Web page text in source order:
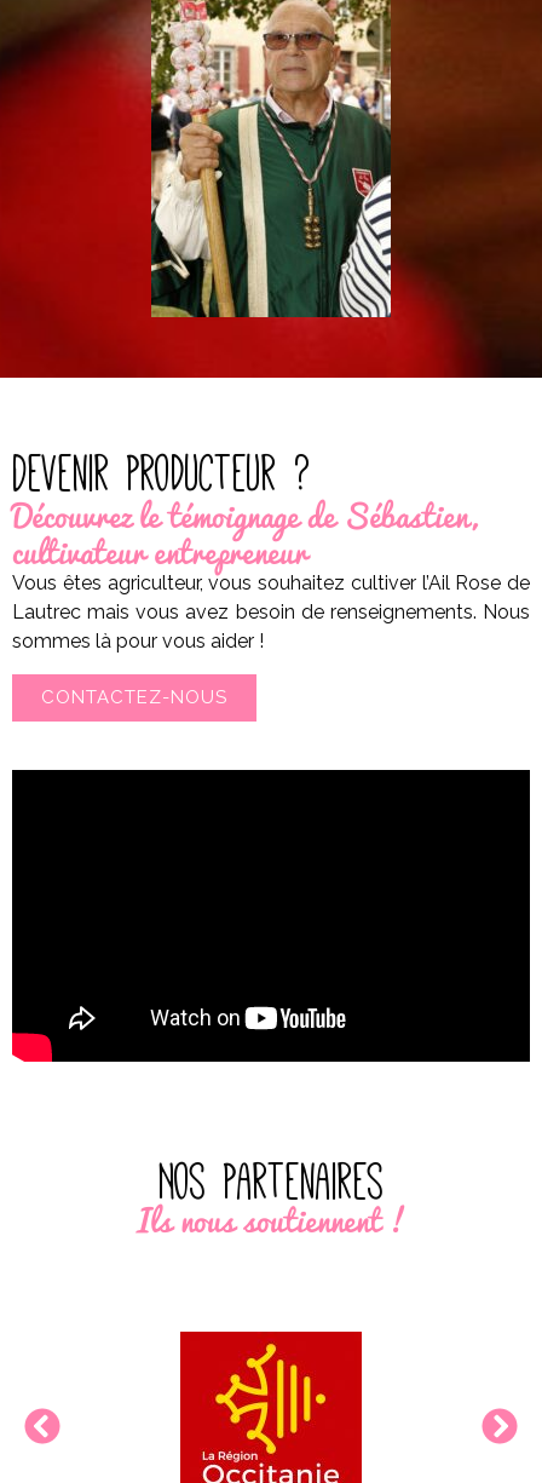
Devenir producteur ?
Découvrez le témoignage de Sébastien,
cultivateur entrepreneur
Vous êtes agriculteur, vous souhaitez cultiver l’Ail Rose de
Lautrec mais vous avez besoin de renseignements. Nous
sommes là pour vous aider !
CONTACTEZ-NOUS
Nos partenaires
Ils nous soutiennent !